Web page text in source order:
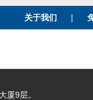
关于我们 |
厦9层。